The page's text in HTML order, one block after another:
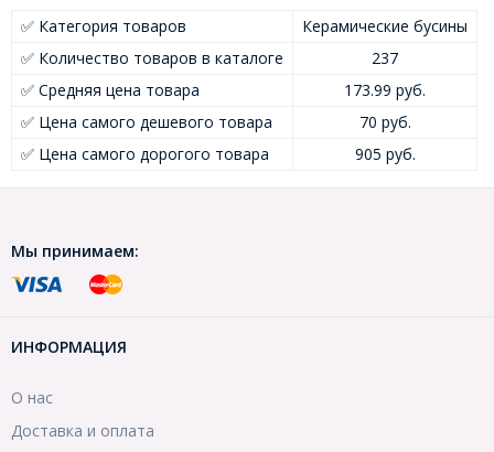
✅ Категория товаров
Керамические бусины
✅ Количество товаров в каталоге
237
✅ Средняя цена товара
173.99 руб.
✅ Цена самого дешевого товара
70 руб.
✅ Цена самого дорогого товара
905 руб.
Мы принимаем:
ИНФОРМАЦИЯ
О нас
Доставка и оплата